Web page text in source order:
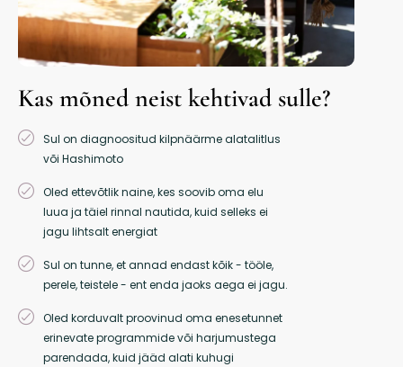
Kas mõned neist kehtivad sulle?
Sul on diagnoositud kilpnäärme alatalitlus
või Hashimoto
Oled ettevõtlik naine, kes soovib oma elu
luua ja täiel rinnal nautida, kuid selleks ei
jagu lihtsalt energiat
Sul on tunne, et annad endast kõik - tööle,
perele, teistele - ent enda jaoks aega ei jagu.
Oled korduvalt proovinud oma enesetunnet
erinevate programmide või harjumustega
parendada, kuid jääd alati kuhugi